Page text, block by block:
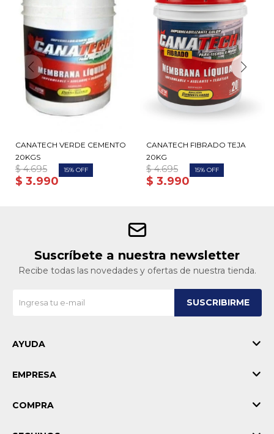
CANATECH VERDE CEMENTO
20KGS
$ 3.990
$ 4.695 15
CANATECH FIBRADO TEJA
20KG
$ 3.990
$ 4.695 15
Suscríbete a nuestra newsletter
Recibe todas las novedades y ofertas de nuestra tienda.
SUSCRIBIRME
AYUDA
EMPRESA
COMPRA